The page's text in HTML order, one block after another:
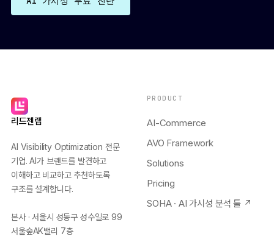
리드젠랩
AI Visibility Optimization 전문
기업. AI가 브랜드를 발견하고
이해하고 비교하고 추천하도록
구조를 설계합니다.
본사 · 서울시 성동구 성수일로 99
서울숲AK밸리 7층
PRODUCT
AI-Commerce
AVO Framework
Solutions
Pricing
SOHA · AI 가시성 분석 툴 ↗